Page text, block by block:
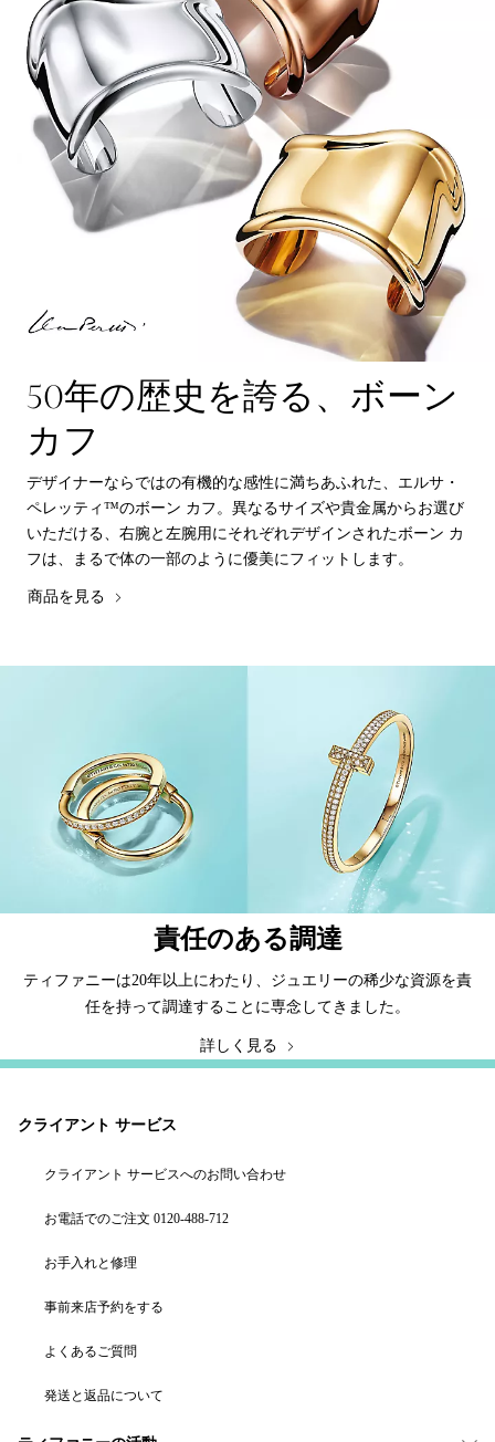
50年の歴史を誇る、ボーン
カフ
デザイナーならではの有機的な感性に満ちあふれた、エルサ・
ペレッティ™のボーン カフ。異なるサイズや貴金属からお選び
いただける、右腕と左腕用にそれぞれデザインされたボーン カ
フは、まるで体の一部のように優美にフィットします。
商品を見る
責任のある調達
ティファニーは20年以上にわたり、ジュエリーの稀少な資源を責
任を持って調達することに専念してきました。
詳しく見る
クライアント サービス
クライアント サービスへのお問い合わせ
お電話でのご注文 0120-488-712
お手入れと修理
事前来店予約をする
よくあるご質問
発送と返品について